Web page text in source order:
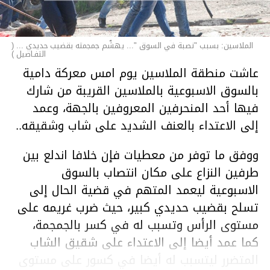
الملاسين: بسبب "نصبة في السوق "... يهشّم جمجمته بقضيب حديدي ... (
التفـاصيل )
عاشت منطقة الملاسين يوم امس معركة دامية
بالسوق الاسبوعية بالملاسين القريبة من شارك
فيها أحد المنحرفين المعروفين بالجهة، وعمد
إلى الاعتداء بالعنف الشديد على شاب وشقيقه..
ووفق ما توفر من معطيات فإن خلافا اندلع بين
طرفين النزاع على مكان انتصاب بالسوق
الاسبوعية ليعمد المتهم في قضية الحال إلى
تسلح بقضيب حديدي كبير، حيث ضرب غريمه على
مستوى الرأس وتسبب له في كسر بالجمجمة،
كما عمد أيضا إلى الاعتداء على شقيق الشاب
المتضرر ليتسبب له أيضا في كسور على مستوى